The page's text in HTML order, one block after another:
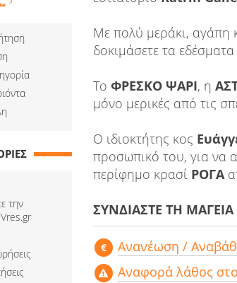
Με πολύ μεράκι, αγάπη
δοκιμάσετε τα εδέσματα
Το ΦΡΕΣΚΟ ΨΑΡΙ, η
μόνο μερικές από τις
Ο ιδιοκτήτης κος
προσωπικό του, για να
περίφημο κρασί ΡΟΓΑ
ΣΥΝΔΙΑΣΤΕ ΤΗ
Aνανέωση /
Αναφορά λάθος
την